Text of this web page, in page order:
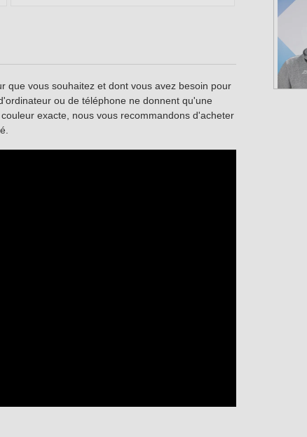
que vous souhaitez et dont vous avez besoin pour
ou de téléphone ne donnent qu'une
exacte, nous vous recommandons d'acheter